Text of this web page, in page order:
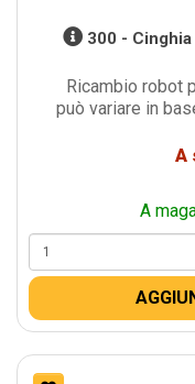
300 - Cinghia
Ricambio robot
può variare in
A
A